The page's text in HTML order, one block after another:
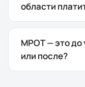
области
МРОТ — это до
или после?